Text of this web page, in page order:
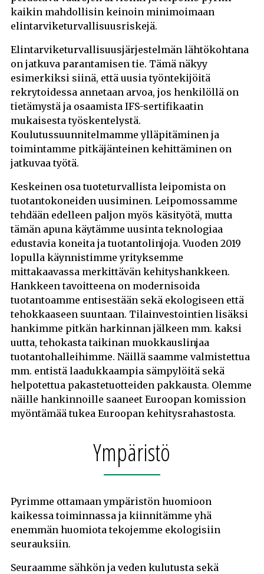
kaikin mahdollisin keinoin minimoimaan
elintarviketurvallisuusriskejä.
Elintarviketurvallisuusjärjestelmän lähtökohtana
on jatkuva parantamisen tie. Tämä näkyy
esimerkiksi siinä, että uusia työntekijöitä
rekrytoidessa annetaan arvoa, jos henkilöllä on
tietämystä ja osaamista IFS-sertifikaatin
mukaisesta työskentelystä.
Koulutussuunnitelmamme ylläpitäminen ja
toimintamme pitkäjänteinen kehittäminen on
jatkuvaa työtä.
Keskeinen osa tuoteturvallista leipomista on
tuotantokoneiden uusiminen. Leipomossamme
tehdään edelleen paljon myös käsityötä, mutta
tämän apuna käytämme uusinta teknologiaa
edustavia koneita ja tuotantolinjoja. Vuoden 2019
lopulla käynnistimme yrityksemme
mittakaavassa merkittävän kehityshankkeen.
Hankkeen tavoitteena on modernisoida
tuotantoamme entisestään sekä ekologiseen että
tehokkaaseen suuntaan. Tilainvestointien lisäksi
hankimme pitkän harkinnan jälkeen mm. kaksi
uutta, tehokasta taikinan muokkauslinjaa
tuotantohalleihimme. Näillä saamme valmistettua
mm. entistä laadukkaampia sämpylöitä sekä
helpotettua pakastetuotteiden pakkausta. Olemme
näille hankinnoille saaneet Euroopan komission
myöntämää tukea Euroopan kehitysrahastosta.
Ympäristö
Pyrimme ottamaan ympäristön huomioon
kaikessa toiminnassa ja kiinnitämme yhä
enemmän huomiota tekojemme ekologisiin
seurauksiin.
Seuraamme sähkön ja veden kulutusta sekä